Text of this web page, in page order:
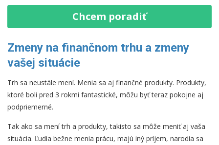
Chcem poradiť
Zmeny na finančnom trhu a zmeny
vašej situácie
Trh sa neustále mení. Menia sa aj finančné produkty. Produkty,
ktoré boli pred 3 rokmi fantastické, môžu byť teraz pokojne aj
podpriemerné.
Tak ako sa mení trh a produkty, takisto sa môže meniť aj vaša
situácia. Ľudia bežne menia prácu, majú iný príjem, narodia sa